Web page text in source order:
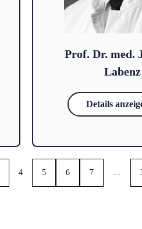
Prof. Dr. med.
Labenz
Details
4 5 6 7